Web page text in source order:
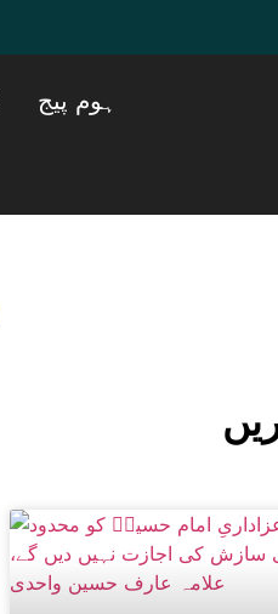
ہوم پیج